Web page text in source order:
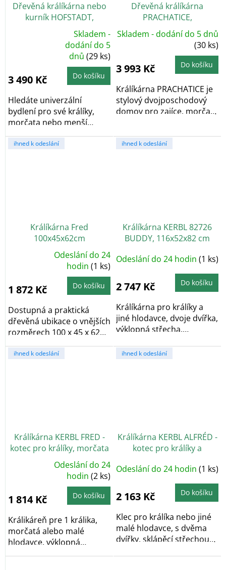
Dřevěná králíkárna nebo
kurník HOFSTADT,
1460x500x860mm
z
5
hvězdiček.
Skladem -
dodání do 5
dnů(29 ks)
3 490 Kč Do košíku
Hledáte univerzální
bydlení pro své králíky,
morčata nebo menší
skupinu slepic? Dřevěný...
Dřevěná králíkárna
PRACHATICE,
1800x620x720 mm
Skladem - dodání do 5 dnů
(30 ks)
3 993 Kč Do košíku
Králíkárna PRACHATICE je
stylový dvojposchodový
domov pro zajíce, morčata
ihned k odeslání
Králíkárna Fred
100x45x62cm
5,0
z
5
Odeslání do 24
hodin(1 ks)
1 872 Kč Do košíku
Dostupná a praktická
dřevěná ubikace o vnějších
rozměrech 100 x 45 x 62
cm, navržená...
ihned k odeslání
Králíkárna KERBL 82726
BUDDY, 116x52x82 cm
Odeslání do 24 hodin (1 ks)
2 747 Kč Do košíku
Králíkárna pro králíky a
jiné hlodavce, dvoje dvířka,
výklopná střecha,
ihned k odeslání
Králíkárna KERBL FRED -
kotec pro králíky, morčata
a malé hlodavce
5,0
z
5
Odeslání do 24
hodin(2 ks)
1 814 Kč Do košíku
Králikáreň pre 1 králika,
morčatá alebo malé
hlodavce, výklopná
strecha, vyberateľný...
ihned k odeslání
Králíkárna KERBL ALFRÉD -
kotec pro králíky a
Odeslání do 24 hodin (1 ks)
2 163 Kč Do košíku
Klec pro králíka nebo jiné
malé hlodavce, s dvěma
dvířky, sklápěcí střechou